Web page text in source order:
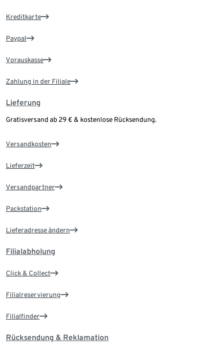
Kreditkarte
Paypal
Vorauskasse
Zahlung in der Filiale
Lieferung
Gratisversand ab 29 € & kostenlose Rücksendung.
Versandkosten
Lieferzeit
Versandpartner
Packstation
Lieferadresse ändern
Filialabholung
Click & Collect
Filialreservierung
Filialfinder
Rücksendung & Reklamation